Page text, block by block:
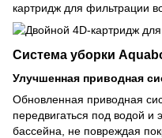
картридж для фильтрации
Система уборки
Улучшенная приводная
Обновленная приводная
передвигаться под водой
бассейна, не повреждая